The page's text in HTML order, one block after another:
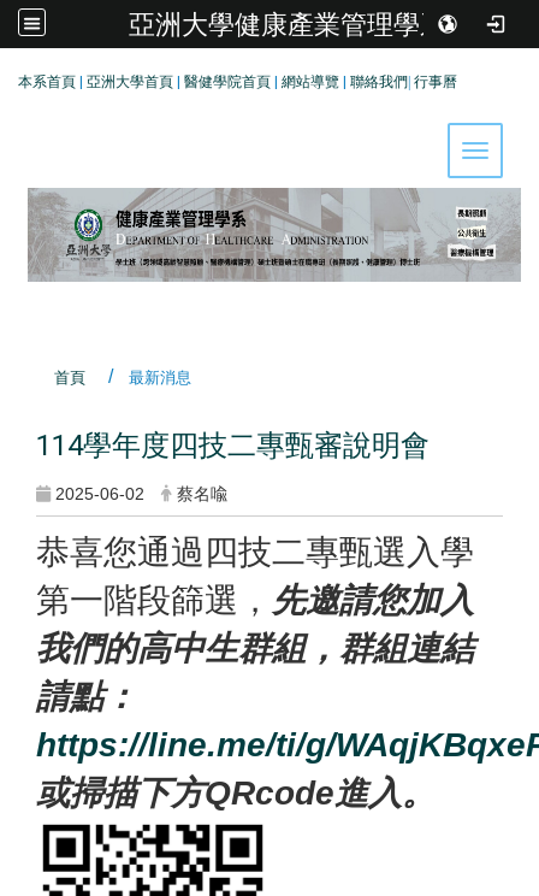
亞洲大學健康產業管理學系
本系首頁 亞洲大學首頁 醫健學院首頁 網站導覽 聯絡我們 行事曆
Toggle
首頁 最新消息
114學年度四技二專甄審說明會
2025-06-02 蔡名喩
恭喜您通過四技二專甄選入學
第一階段篩選， 先邀請您加入
我們的高中生群組，群組連結
請點：
https://line.me/ti/g/
或掃描下方QRcode進入。